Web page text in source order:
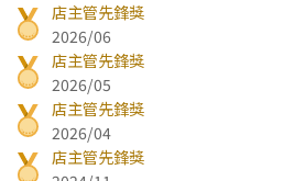
店主管先鋒獎
2026/06
店主管先鋒獎
2026/05
店主管先鋒獎
2026/04
店主管先鋒獎